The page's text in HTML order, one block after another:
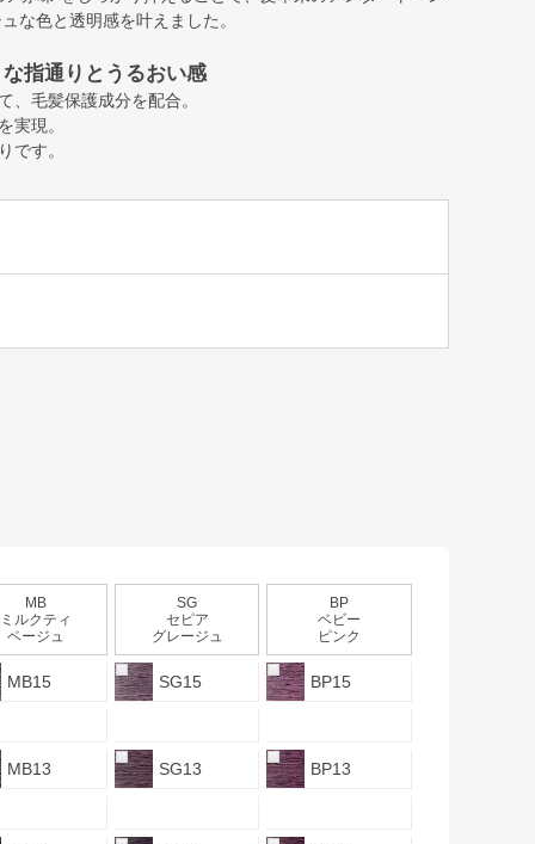
な色と透明感を叶えました。
指通りとうるおい感
、毛髪保護成分を配合。
実現。
です。
MB
ミルクティ
ベージュ
SG
セピア
グレージュ
BP
ベビー
ピンク
MB15 SG15 BP15
MB13 SG13 BP13